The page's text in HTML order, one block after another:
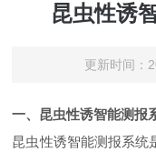
昆虫性诱
更新时间
一、昆虫性诱智能测报
昆虫性诱智能测报系统